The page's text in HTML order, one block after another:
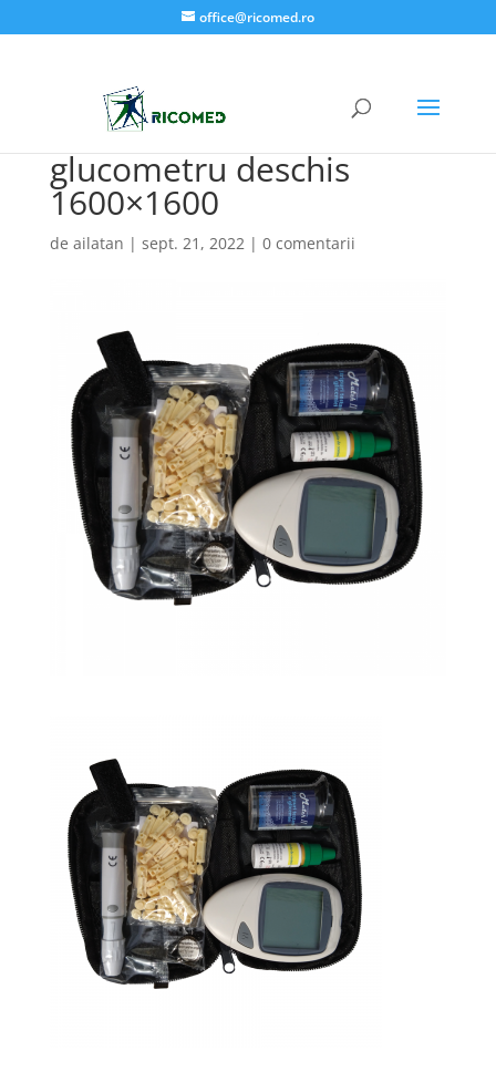
office@ricomed.ro
glucometru deschis
1600×1600
de ailatan | sept. 21, 2022| 0 comentarii